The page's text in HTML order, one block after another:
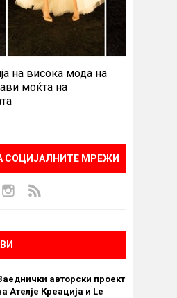
на висока мода на
моќта на
СОЦИЈАЛНИТЕ МРЕЖИ
авторски проект
Ателје Креација и Le